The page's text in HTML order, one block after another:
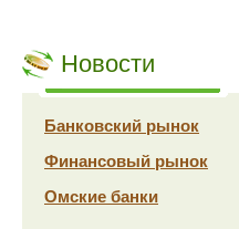
Новости
Банковский рынок
Финансовый рынок
Омские банки